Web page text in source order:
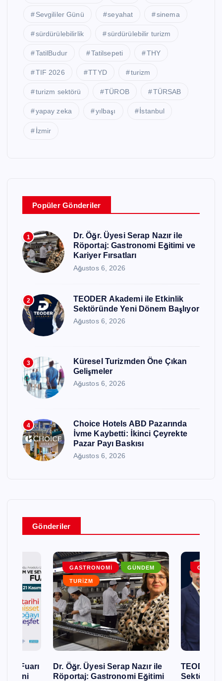
Sevgililer Günü seyahat sinema
sürdürülebilirlik sürdürülebilir turizm
TatilBudur Tatilsepeti THY
TIF 2026 TTYD turizm
turizm sektörü TÜROB TÜRSAB
yapay zeka yılbaşı İstanbul
İzmir
Popüler Gönderiler
1
Dr. Öğr. Üyesi Serap Nazır ile
Röportaj: Gastronomi Eğitimi ve
Kariyer Fırsatları
Ağustos 6, 2026
2
TEODER Akademi ile Etkinlik
Sektöründe Yeni Dönem Başlıyor
Ağustos 6, 2026
3
Küresel Turizmden Öne Çıkan
Gelişmeler
Ağustos 6, 2026
4
Choice Hotels ABD Pazarında
İvme Kaybetti: İkinci Çeyrekte
Pazar Payı Baskısı
Ağustos 6, 2026
Gönderiler
Fuarı
GASTRONOMI GÜNDEM
TURIZM
Dr. Öğr. Üyesi Serap Nazır ile
Röportaj: Gastronomi Eğitimi
GENEL
TEODER